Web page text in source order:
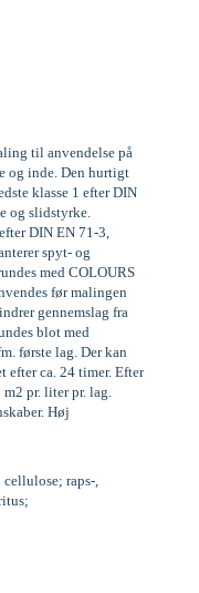
til anvendelse på
og inde. Den hurtigt
klasse 1 efter DIN
og slidstyrke.
DIN EN 71-3,
spyt- og
med COLOURS
før malingen
gennemslag fra
blot med
første lag. Der kan
efter ca. 24 timer. Efter
pr. liter pr. lag.
Høj
raps-,